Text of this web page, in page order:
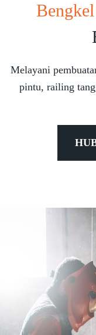
Melayani
pintu, railing